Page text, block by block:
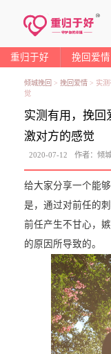
重归于好 挽回爱情
倾城挽回 > 挽回爱情> 实
觉
实测有用，挽回
激对方的感觉
2020-07-12 作者：倾
给大家分享一个能
是，通过对前任的
前任产生不甘心，
的原因所导致的。